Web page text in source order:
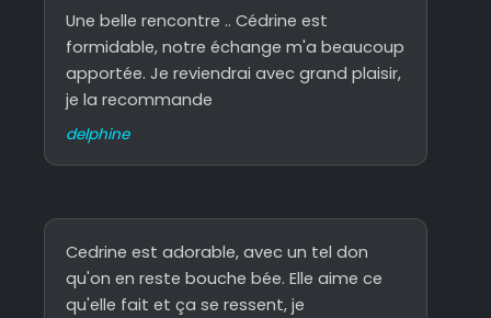
Une belle rencontre .. Cédrine est
formidable, notre échange m'a beaucoup
apportée. Je reviendrai avec grand plaisir,
je la recommande
delphine
Cedrine est adorable, avec un tel don
qu'on en reste bouche bée. Elle aime ce
qu'elle fait et ça se ressent, je